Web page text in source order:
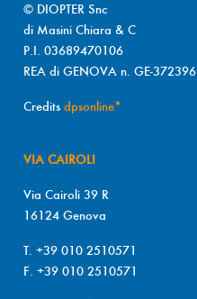
© DIOPTER Snc
di Masini Chiara & C
P.I. 03689470106
REA di GENOVA n. GE-372396
Credits dpsonline*
VIA CAIROLI
Via Cairoli 39 R
16124 Genova
T. +39 010 2510571
F. +39 010 2510571